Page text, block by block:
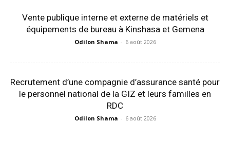
Vente publique interne et externe de matériels et
équipements de bureau à Kinshasa et Gemena
Odilon Shama - 6 août 2026
Recrutement d’une compagnie d’assurance santé pour
le personnel national de la GIZ et leurs familles en
RDC
Odilon Shama - 6 août 2026